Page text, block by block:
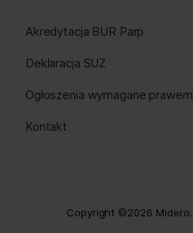
Akredytacja BUR Parp
Deklaracja SUZ
Ogłoszenia wymagane prawem
Kontakt
Copyright ©2026